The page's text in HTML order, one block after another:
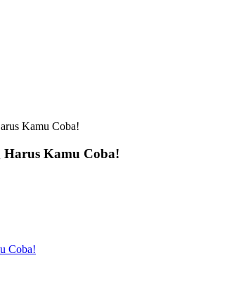
Kamu Coba!
Kamu Coba!
Coba!